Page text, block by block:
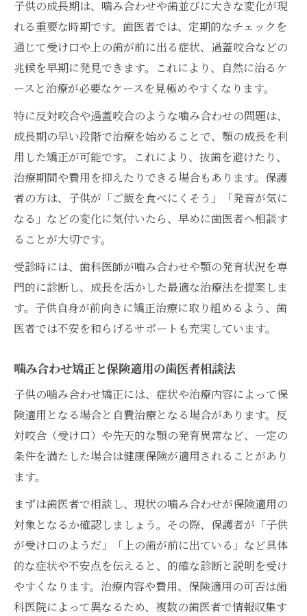
子供の成長期は、噛み合わせや歯並びに大きな変化が現
れる重要な時期です。歯医者では、定期的なチェックを
通じて受け口や上の歯が前に出る症状、過蓋咬合などの
兆候を早期に発見できます。これにより、自然に治るケ
ースと治療が必要なケースを見極めやすくなります。
特に反対咬合や過蓋咬合のような噛み合わせの問題は、
成長期の早い段階で治療を始めることで、顎の成長を利
用した矯正が可能です。これにより、抜歯を避けたり、
治療期間や費用を抑えたりできる場合もあります。保護
者の方は、子供が「ご飯を食べにくそう」「発音が気に
なる」などの変化に気付いたら、早めに歯医者へ相談す
ることが大切です。
受診時には、歯科医師が噛み合わせや顎の発育状況を専
門的に診断し、成長を活かした最適な治療法を提案しま
す。子供自身が前向きに矯正治療に取り組めるよう、歯
医者では不安を和らげるサポートも充実しています。
噛み合わせ矯正と保険適用の歯医者相談法
子供の噛み合わせ矯正には、症状や治療内容によって保
険適用となる場合と自費治療となる場合があります。反
対咬合（受け口）や先天的な顎の発育異常など、一定の
条件を満たした場合は健康保険が適用されることがあり
ます。
まずは歯医者で相談し、現状の噛み合わせが保険適用の
対象となるか確認しましょう。その際、保護者が「子供
が受け口のようだ」「上の歯が前に出ている」など具体
的な症状や不安点を伝えると、的確な診断と説明を受け
やすくなります。治療内容や費用、保険適用の可否は歯
科医院によって異なるため、複数の歯医者で情報収集す